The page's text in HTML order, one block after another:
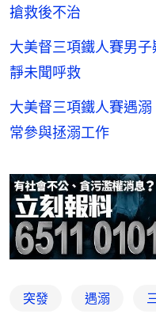
搶救後不治
大美督三項鐵人賽男
靜未聞呼救
大美督三項鐵人賽遇
常參與拯溺工作
突發 遇溺